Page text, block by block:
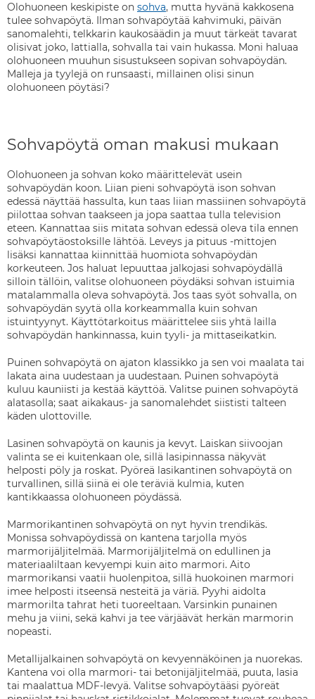
Olohuoneen keskipiste on sohva, mutta hyvänä kakkosena
tulee sohvapöytä. Ilman sohvapöytää kahvimuki, päivän
sanomalehti, telkkarin kaukosäädin ja muut tärkeät tavarat
olisivat joko, lattialla, sohvalla tai vain hukassa. Moni haluaa
olohuoneen muuhun sisustukseen sopivan sohvapöydän.
Malleja ja tyylejä on runsaasti, millainen olisi sinun
olohuoneen pöytäsi?
Sohvapöytä oman makusi mukaan
Olohuoneen ja sohvan koko määrittelevät usein
sohvapöydän koon. Liian pieni sohvapöytä ison sohvan
edessä näyttää hassulta, kun taas liian massiinen sohvapöytä
piilottaa sohvan taakseen ja jopa saattaa tulla television
eteen. Kannattaa siis mitata sohvan edessä oleva tila ennen
sohvapöytäostoksille lähtöä. Leveys ja pituus -mittojen
lisäksi kannattaa kiinnittää huomiota sohvapöydän
korkeuteen. Jos haluat lepuuttaa jalkojasi sohvapöydällä
silloin tällöin, valitse olohuoneen pöydäksi sohvan istuimia
matalammalla oleva sohvapöytä. Jos taas syöt sohvalla, on
sohvapöydän syytä olla korkeammalla kuin sohvan
istuintyynyt. Käyttötarkoitus määrittelee siis yhtä lailla
sohvapöydän hankinnassa, kuin tyyli- ja mittaseikatkin.
Puinen sohvapöytä on ajaton klassikko ja sen voi maalata tai
lakata aina uudestaan ja uudestaan. Puinen sohvapöytä
kuluu kauniisti ja kestää käyttöä. Valitse puinen sohvapöytä
alatasolla; saat aikakaus- ja sanomalehdet siististi talteen
käden ulottoville.
Lasinen sohvapöytä on kaunis ja kevyt. Laiskan siivoojan
valinta se ei kuitenkaan ole, sillä lasipinnassa näkyvät
helposti pöly ja roskat. Pyöreä lasikantinen sohvapöytä on
turvallinen, sillä siinä ei ole teräviä kulmia, kuten
kantikkaassa olohuoneen pöydässä.
Marmorikantinen sohvapöytä on nyt hyvin trendikäs.
Monissa sohvapöydissä on kantena tarjolla myös
marmorijäljitelmää. Marmorijäljitelmä on edullinen ja
materiaaliltaan kevyempi kuin aito marmori. Aito
marmorikansi vaatii huolenpitoa, sillä huokoinen marmori
imee helposti itseensä nesteitä ja väriä. Pyyhi aidolta
marmorilta tahrat heti tuoreeltaan. Varsinkin punainen
mehu ja viini, sekä kahvi ja tee värjäävät herkän marmorin
nopeasti.
Metallijalkainen sohvapöytä on kevyennäköinen ja nuorekas.
Kantena voi olla marmori- tai betonijäljitelmää, puuta, lasia
tai maalattua MDF-levyä. Valitse sohvapöytääsi pyöreät